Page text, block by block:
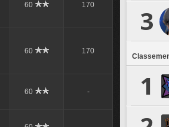
60 170
60 170
60 -
3
1